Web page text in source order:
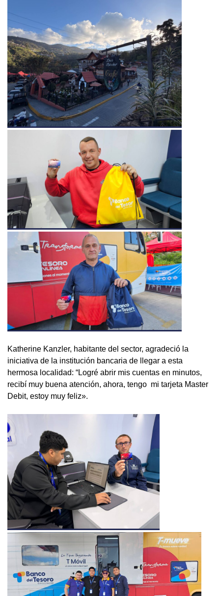
Katherine Kanzler, habitante del sector, agradeció la
iniciativa de la institución bancaria de llegar a esta
hermosa localidad: “Logré abrir mis cuentas en minutos,
recibí muy buena atención, ahora, tengo mi tarjeta Master
Debit, estoy muy feliz».